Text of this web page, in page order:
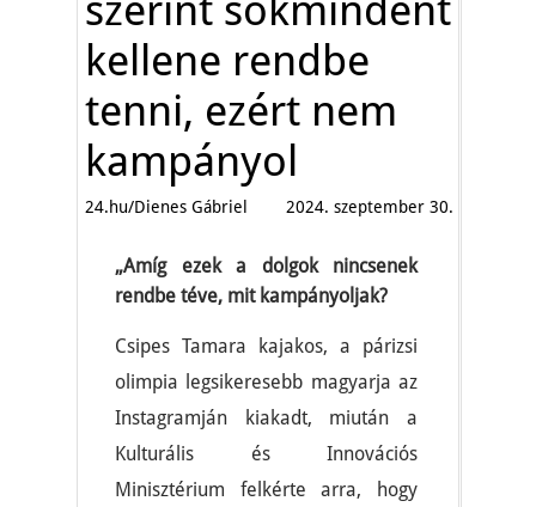
szerint sokmindent
kellene rendbe
tenni, ezért nem
kampányol
24.hu/Dienes Gábriel 2024. szeptember 30.
„Amíg ezek a dolgok nincsenek
rendbe téve, mit kampányoljak?
Csipes Tamara kajakos, a párizsi
olimpia legsikeresebb magyarja az
Instagramján kiakadt, miután a
Kulturális és Innovációs
Minisztérium felkérte arra, hogy